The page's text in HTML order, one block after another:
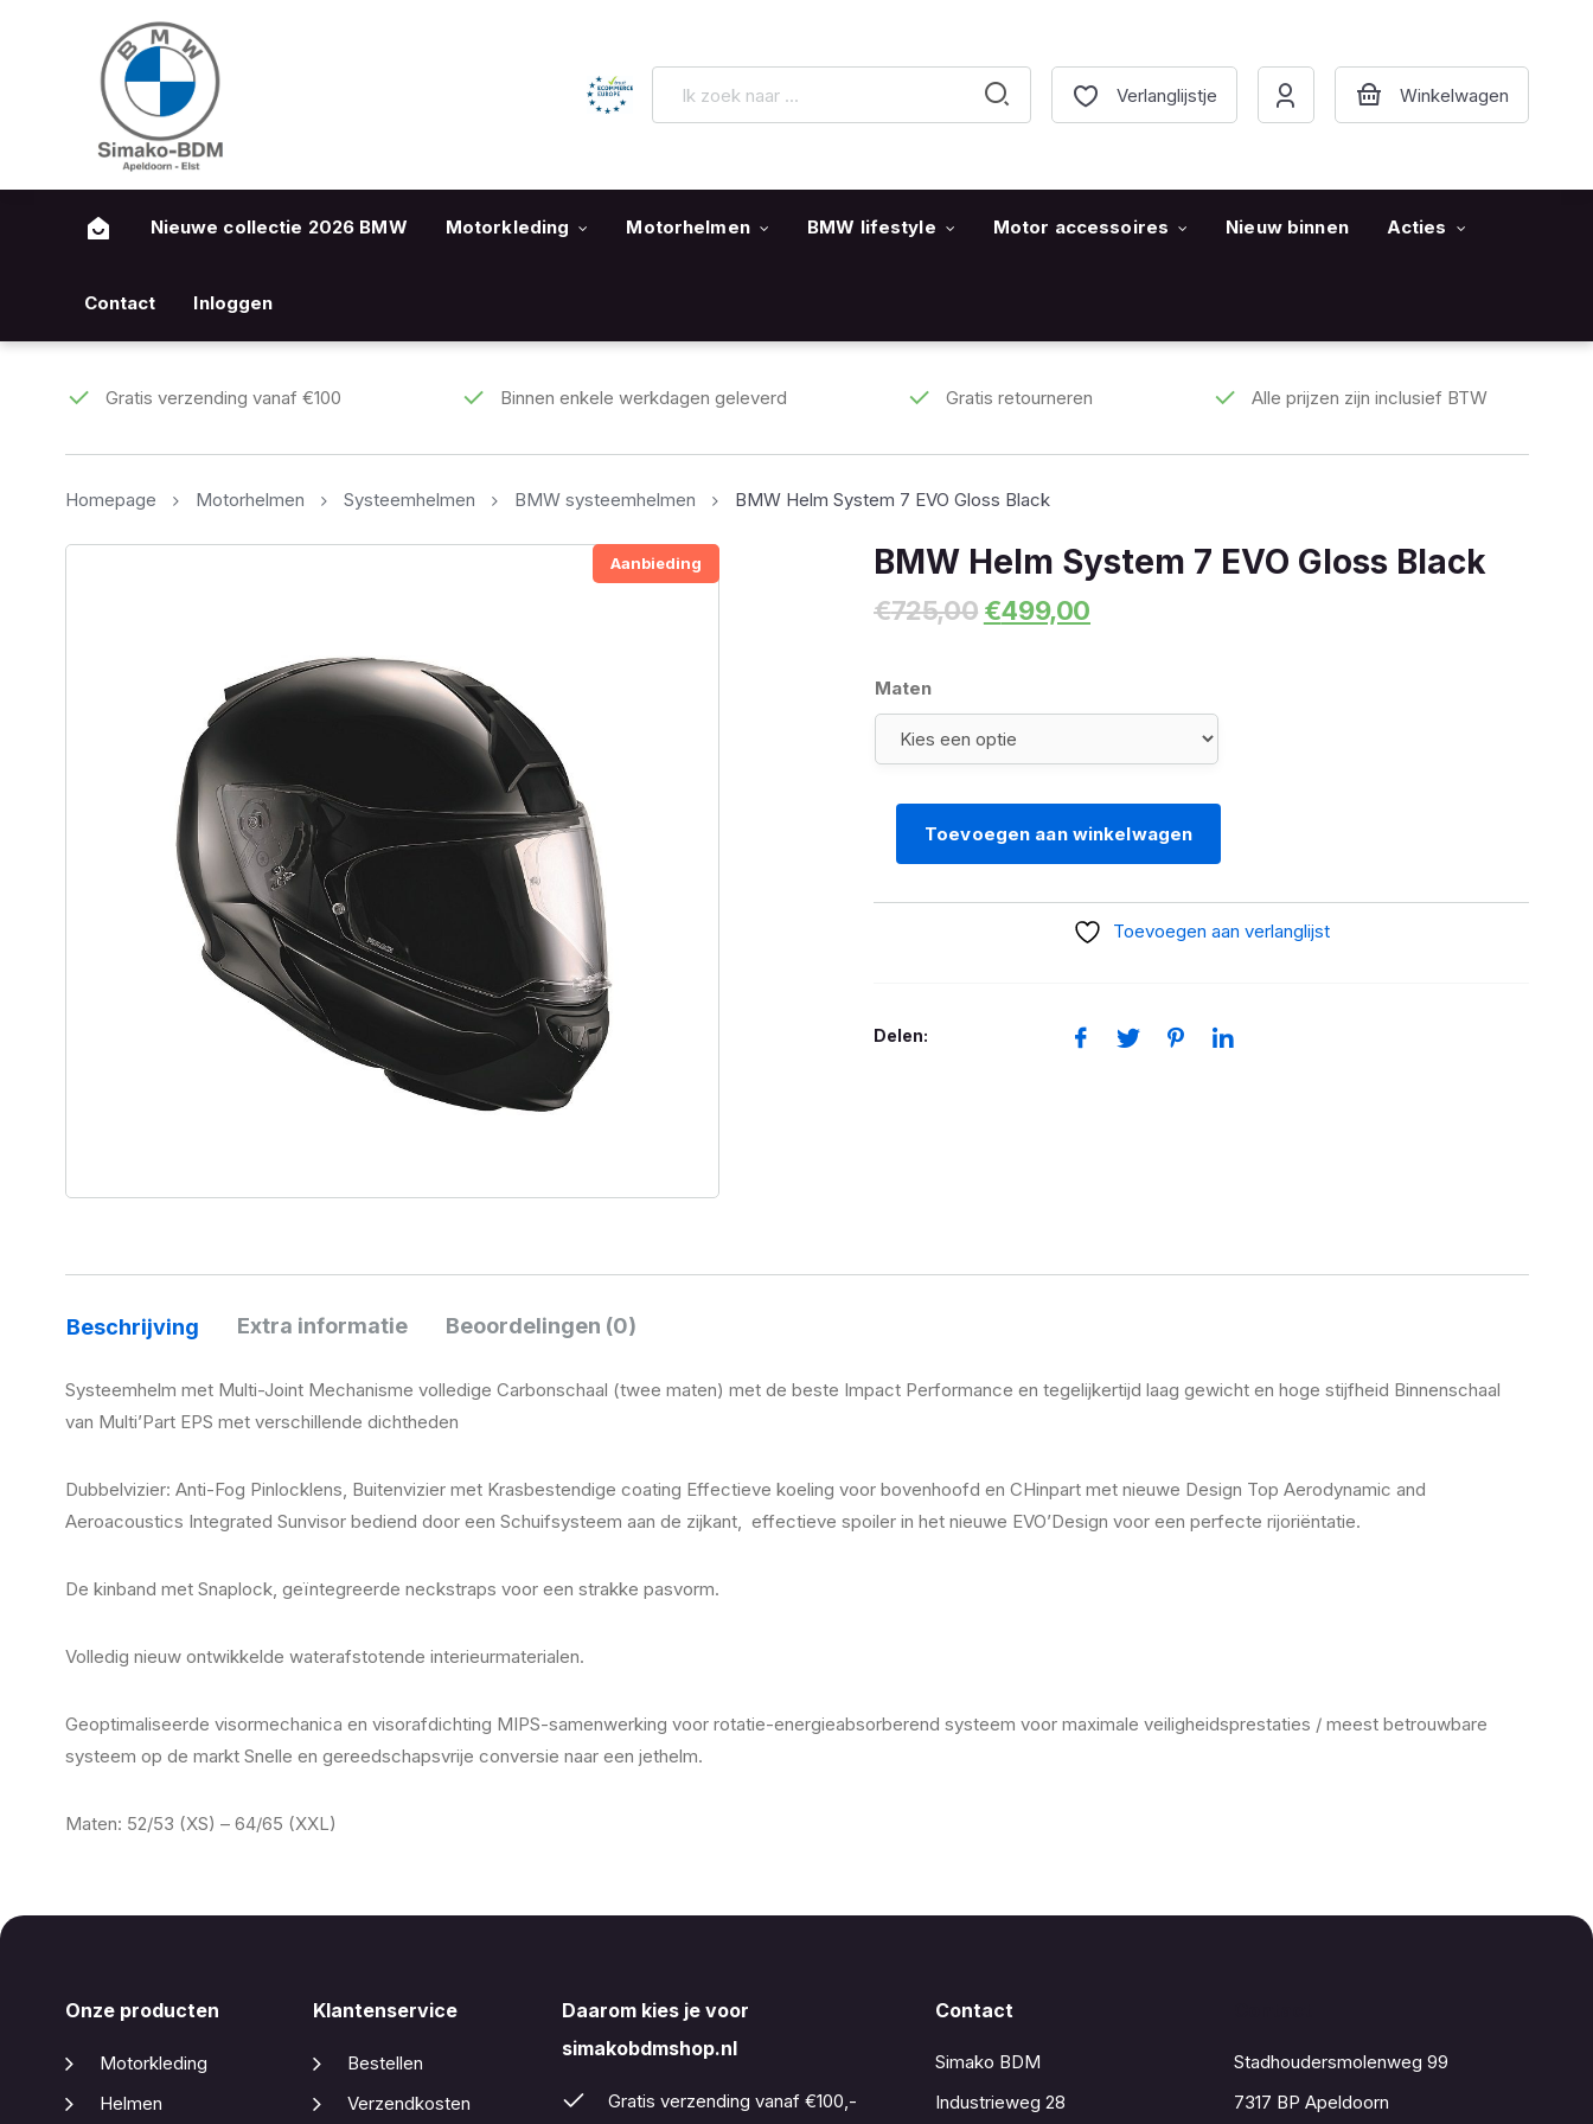
Verlanglijstje
Nieuwe collectie 2026 BMW Motorkleding Motorhelmen BMW lifestyle Motor accessoires Nieuw binnen Acties
Contact Inloggen
Gratis verzending vanaf €100 Binnen enkele werkdagen geleverd Gratis retourneren Alle prijzen zijn inclusief BTW
Homepage Motorhelmen Systeemhelmen BMW systeemhelmen BMW Helm System 7 EVO Gloss Black
Aanbieding BMW Helm System 7 EVO Gloss Black
€725,00 Oorspronkelijke
prijs
€499,00
prijs
Maten
Black
Toevoegen aan winkelwagen
Toevoegen aan verlanglijst
Delen:
Beschrijving Extra informatie Beoordelingen (0)
Systeemhelm met Multi-Joint Mechanisme volledige Carbonschaal (twee maten) met de beste Impact Performance en tegelijkertijd laag gewicht en hoge stijfheid Binnenschaal
van Multi’Part EPS met verschillende dichtheden
Dubbelvizier: Anti-Fog Pinlocklens, Buitenvizier met Krasbestendige coating Effectieve koeling voor bovenhoofd en CHinpart met nieuwe Design Top Aerodynamic and
Aeroacoustics Integrated Sunvisor bediend door een Schuifsysteem aan de zijkant, effectieve spoiler in het nieuwe EVO’Design voor een perfecte rijoriëntatie.
De kinband met Snaplock, geïntegreerde neckstraps voor een strakke pasvorm.
Volledig nieuw ontwikkelde waterafstotende interieurmaterialen.
Geoptimaliseerde visormechanica en visorafdichting MIPS-samenwerking voor rotatie-energieabsorberend systeem voor maximale veiligheidsprestaties / meest betrouwbare
systeem op de markt Snelle en gereedschapsvrije conversie naar een jethelm.
Maten: 52/53 (XS) – 64/65 (XXL)
Onze producten
Motorkleding
Helmen
Klantenservice
Bestellen
Verzendkosten
Daarom kies je voor
simakobdmshop.nl
Gratis verzending vanaf €100,-
Contact
Simako BDM
Industrieweg 28
Stadhoudersmolenweg 99
7317 BP Apeldoorn